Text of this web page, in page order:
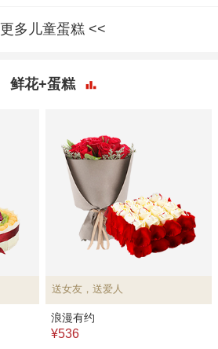
更多儿童蛋糕
鲜花+蛋糕
送女友，送爱人
浪漫有约
¥536